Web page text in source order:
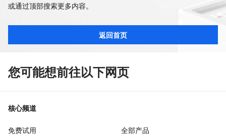
或通过顶部搜索更多内容。
返回首页
您可能想前往以下网页
核心频道
免费试用 全部产品